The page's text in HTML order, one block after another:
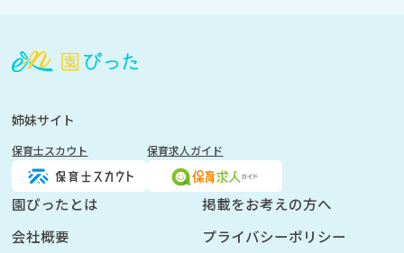
登
く
イ
姉妹サイト
保育士スカウト 保育求人ガイド
園ぴったとは
掲載をお考えの方へ
会社概要
プライバシーポリシー